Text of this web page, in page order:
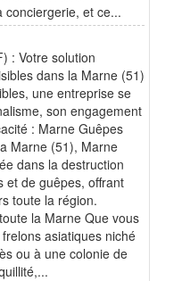
conciergerie, et ce...
: Votre solution
dans la Marne (51)
une entreprise se
son engagement
: Marne Guêpes
Marne (51), Marne
dans la destruction
et de guêpes, offrant
toute la région.
la Marne Que vous
asiatiques niché
ou à une colonie de